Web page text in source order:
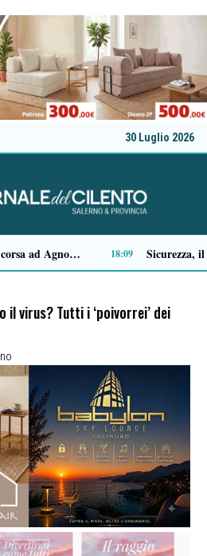
30 Luglio 2026
Capaccio Paestum spazio di legalità: oltre 43 ettari di beni confiscati destinati a progetti sociali 14:14
il virus? Tutti i ‘poivorrei’ dei